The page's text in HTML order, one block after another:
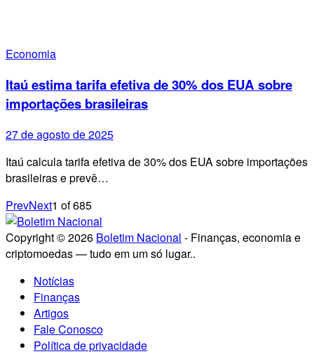
Economia
Itaú estima tarifa efetiva de 30% dos EUA sobre
importações brasileiras
27 de agosto de 2025
Itaú calcula tarifa efetiva de 30% dos EUA sobre importações
brasileiras e prevê…
PrevNext1 of685
Copyright © 2026 Boletim Nacional - Finanças, economia e
criptomoedas — tudo em um só lugar..
Notícias
Finanças
Artigos
Fale Conosco
Política de privacidade